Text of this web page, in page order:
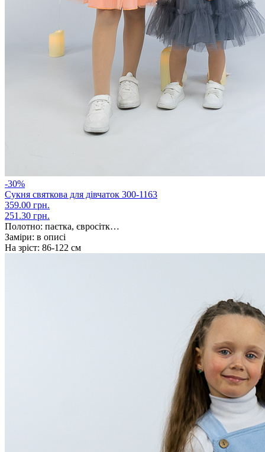
-30%
Сукня святкова для дівчаток 300-1163
359.00 грн.
251.30 грн.
Полотно: паєтка, євросітк…
Заміри: в описі
На зріст: 86-122 cм